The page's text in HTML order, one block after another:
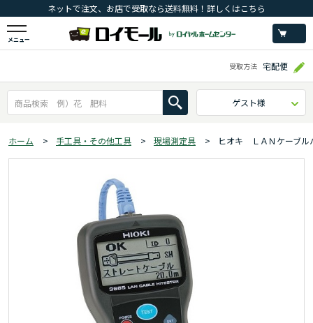
ネットで注文、お店で受取なら送料無料！詳しくはこちら
メニュー
受取方法 宅配便
ゲスト様
ホーム > 手工具・その他工具 > 現場測定具 > ヒオキ ＬＡＮケーブ